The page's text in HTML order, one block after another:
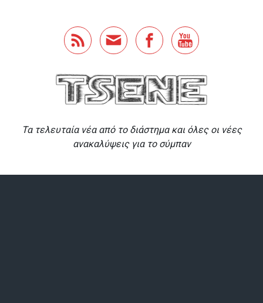
Τα τελευταία νέα από το διάστημα και όλες οι νέες
ανακαλύψεις για το σύμπαν